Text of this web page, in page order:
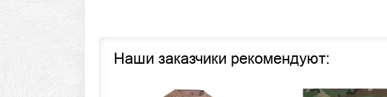
Наши заказчики рекомендуют: